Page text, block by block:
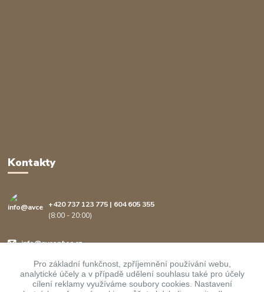
Kontakty
+420 737 123 775 | 604 605 355
(8:00 - 20:00)
info@avcenter.cz
Pro základní funkčnost, zpříjemnění používání webu,
analytické účely a v případě udělení souhlasu také pro účely
cílení reklamy využíváme soubory cookies. Nastavení